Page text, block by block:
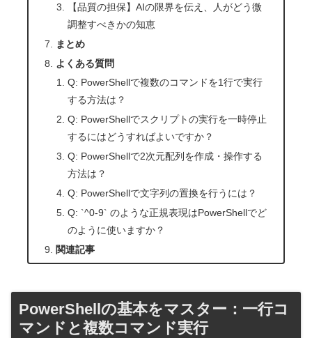
【品質の担保】AIの限界を伝え、人がどう微
調整すべきかの知恵
まとめ
よくある質問
Q: PowerShellで複数のコマンドを1行で実行
する方法は？
Q: PowerShellでスクリプトの実行を一時停止
するにはどうすればよいですか？
Q: PowerShellで2次元配列を作成・操作する
方法は？
Q: PowerShellで文字列の置換を行うには？
Q: `^0-9` のような正規表現はPowerShellでど
のように使いますか？
関連記事
PowerShellの基本をマスター：一行コ
マンドと複数コマンド実行